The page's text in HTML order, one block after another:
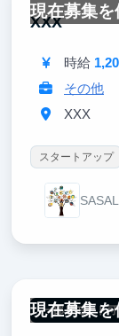
現在募集
XXX
時給
その他
XXX
スタートアップ
現在募集
一部リモート可